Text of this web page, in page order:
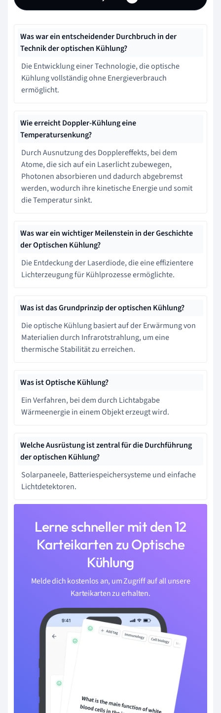
Was war ein entscheidender Durchbruch in der
Technik der optischen Kühlung?
Die Entwicklung einer Technologie, die optische
Kühlung vollständig ohne Energieverbrauch
ermöglicht.
Wie erreicht Doppler-Kühlung eine
Temperatursenkung?
Durch Ausnutzung des Dopplereffekts, bei dem
Atome, die sich auf ein Laserlicht zubewegen,
Photonen absorbieren und dadurch abgebremst
werden, wodurch ihre kinetische Energie und somit
die Temperatur sinkt.
Was war ein wichtiger Meilenstein in der Geschichte
der Optischen Kühlung?
Die Entdeckung der Laserdiode, die eine effizientere
Lichterzeugung für Kühlprozesse ermöglichte.
Was ist das Grundprinzip der optischen Kühlung?
Die optische Kühlung basiert auf der Erwärmung von
Materialien durch Infrarotstrahlung, um eine
thermische Stabilität zu erreichen.
Was ist Optische Kühlung?
Ein Verfahren, bei dem durch Lichtabgabe
Wärmeenergie in einem Objekt erzeugt wird.
Welche Ausrüstung ist zentral für die Durchführung
der optischen Kühlung?
Solarpaneele, Batteriespeichersysteme und einfache
Lichtdetektoren.
Lerne schneller mit den 12
Karteikarten zu Optische
Kühlung
Melde dich kostenlos an, um Zugriff auf all unsere
Karteikarten zu erhalten.